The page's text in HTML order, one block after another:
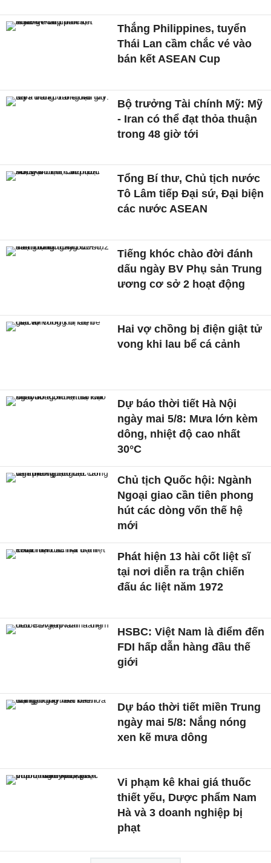
Thắng Philippines, tuyển
Thái Lan cầm chắc vé vào
bán kết ASEAN Cup
Bộ trưởng Tài chính Mỹ: Mỹ
- Iran có thể đạt thỏa thuận
trong 48 giờ tới
Tổng Bí thư, Chủ tịch nước
Tô Lâm tiếp Đại sứ, Đại biện
các nước ASEAN
Tiếng khóc chào đời đánh
dấu ngày BV Phụ sản Trung
ương cơ sở 2 hoạt động
Hai vợ chồng bị điện giật tử
vong khi lau bể cá cảnh
Dự báo thời tiết Hà Nội
ngày mai 5/8: Mưa lớn kèm
dông, nhiệt độ cao nhất
30°C
Chủ tịch Quốc hội: Ngành
Ngoại giao cần tiên phong
hút các dòng vốn thế hệ
mới
Phát hiện 13 hài cốt liệt sĩ
tại nơi diễn ra trận chiến
đấu ác liệt năm 1972
HSBC: Việt Nam là điểm đến
FDI hấp dẫn hàng đầu thế
giới
Dự báo thời tiết miền Trung
ngày mai 5/8: Nắng nóng
xen kẽ mưa dông
Vi phạm kê khai giá thuốc
thiết yếu, Dược phẩm Nam
Hà và 3 doanh nghiệp bị
phạt